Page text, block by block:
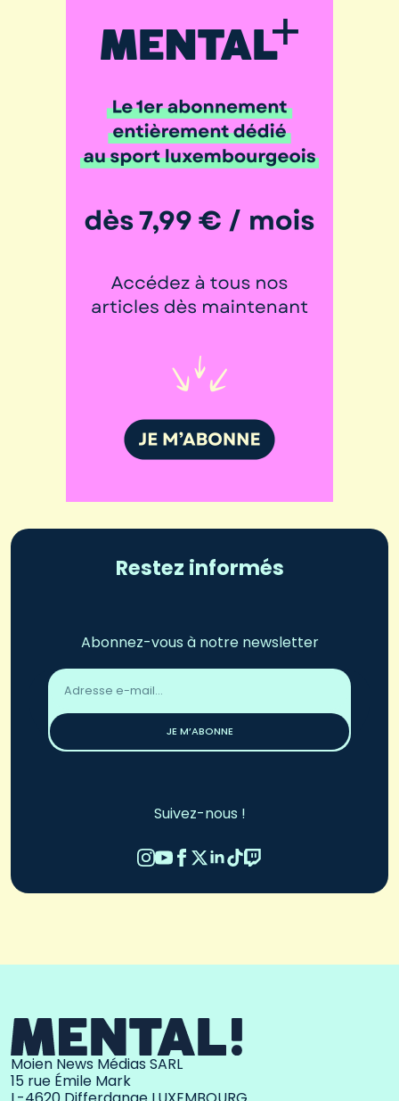
Restez informés
Abonnez-vous à notre newsletter
Adresse
email
JE M’ABONNE
Suivez-nous !
Moien News Médias SARL
15 rue Émile Mark